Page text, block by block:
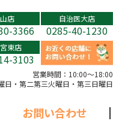
店
3366
自治医大店
0285-40-1230
東店
3103
営業時間： 10:00～18:00
日・第二第三火曜日・第三日曜日
お問い合わせ